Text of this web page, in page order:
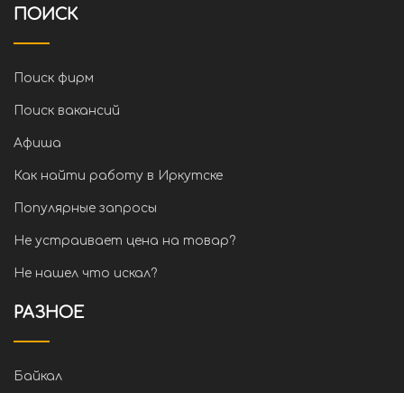
ПОИСК
Поиск фирм
Поиск вакансий
Афиша
Как найти работу в Иркутске
Популярные запросы
Не устраивает цена на товар?
Не нашел что искал?
РАЗНОЕ
Байкал